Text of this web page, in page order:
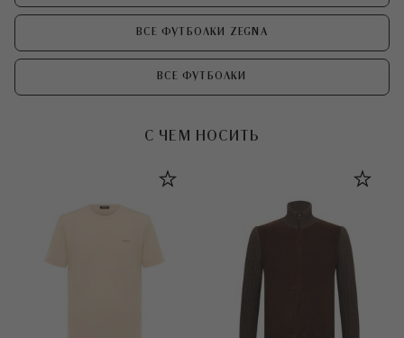
ВСЕ ФУТБОЛКИ ZEGNA
ВСЕ ФУТБОЛКИ
С ЧЕМ НОСИТЬ